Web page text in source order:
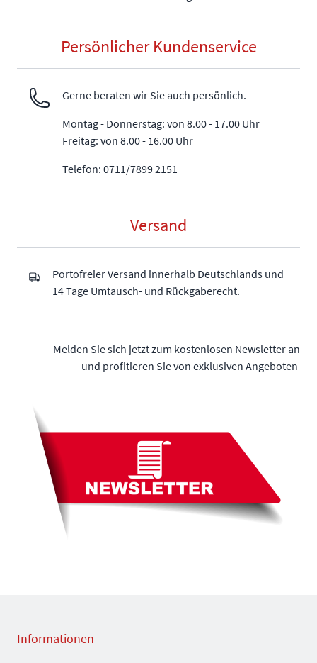
Persönlicher Kundenservice
Gerne beraten wir Sie auch persönlich.
Montag - Donnerstag: von 8.00 - 17.00 Uhr
Freitag: von 8.00 - 16.00 Uhr
Telefon: 0711/7899 2151
Versand
Portofreier Versand innerhalb Deutschlands und
14 Tage Umtausch- und Rückgaberecht.
Melden Sie sich jetzt zum kostenlosen Newsletter an
und profitieren Sie von exklusiven Angeboten
Informationen